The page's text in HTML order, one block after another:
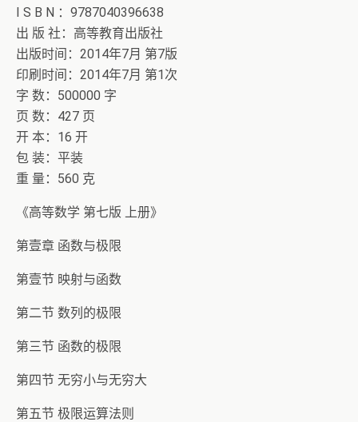
I S B N ：9787040396638
出 版 社：高等教育出版社
出版时间：2014年7月 第7版
印刷时间：2014年7月 第1次
字 数：500000 字
页 数：427 页
开 本：16 开
包 装：平装
重 量：560 克
《高等数学 第七版 上册》
第壹章 函数与极限
第壹节 映射与函数
第二节 数列的极限
第三节 函数的极限
第四节 无穷小与无穷大
第五节 极限运算法则